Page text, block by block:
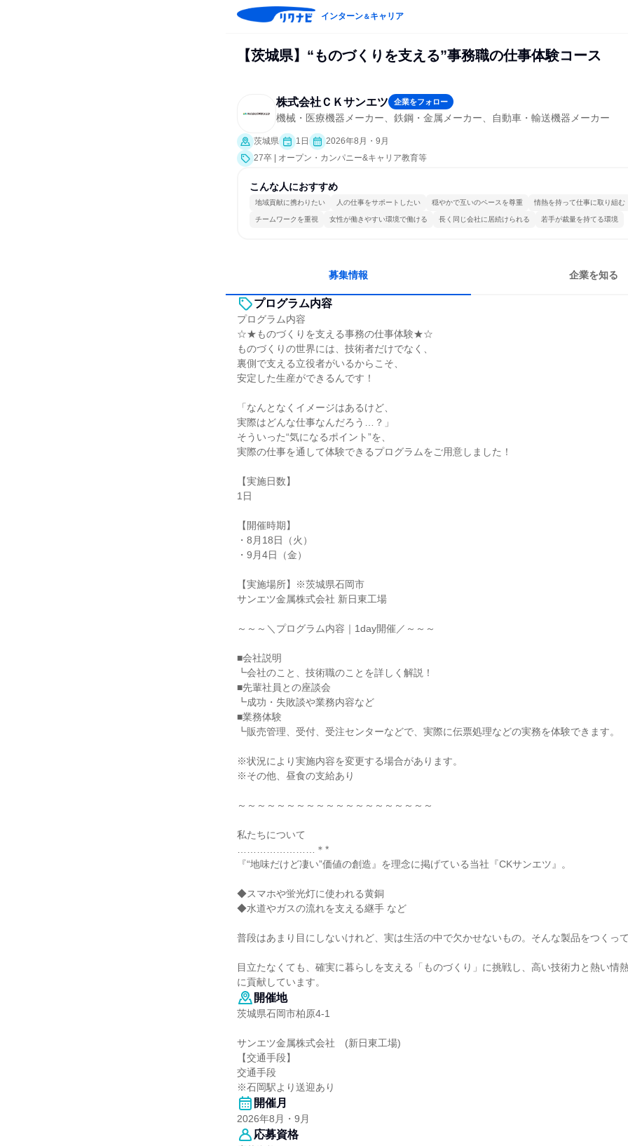
インターン＆キャリア
【茨城県】“ものづくりを支える”事務職の仕事体験コース
株式会社ＣＫサンエツ 企業をフォロー
機械・医療機器メーカー、鉄鋼・金属メーカー、自動車・輸送機器メーカー
茨城県 1日
2026年8月・9月
27卒 | オープン・カンパニー&キャリア教育等
こんな人におすすめ
地域貢献に携わりたい 人の仕事をサポートしたい 穏やかで互いのペースを尊重 情熱を持って仕事に取り組む
チームワークを重視 女性が働きやすい環境で働ける 長く同じ会社に居続けられる 若手が裁量を持てる環境
募集情報 企業を知る
プログラム内容
プログラム内容
☆★ものづくりを支える事務の仕事体験★☆
ものづくりの世界には、技術者だけでなく、
裏側で支える立役者がいるからこそ、
安定した生産ができるんです！
「なんとなくイメージはあるけど、
実際はどんな仕事なんだろう…？」
そういった“気になるポイント”を、
実際の仕事を通して体験できるプログラムをご用意しました！
【実施日数】
1日
【開催時期】
・8月18日（火）
・9月4日（金）
【実施場所】※茨城県石岡市
サンエツ金属株式会社 新日東工場
～～～＼プログラム内容｜1day開催／～～～
■会社説明
┗会社のこと、技術職のことを詳しく解説！
■先輩社員との座談会
┗成功・失敗談や業務内容など
■業務体験
┗販売管理、受付、受注センターなどで、実際に伝票処理などの実務を体験できます。
※状況により実施内容を変更する場合があります。
※その他、昼食の支給あり
～～～～～～～～～～～～～～～～～～～～
私たちについて
……………………＊*
『“地味だけど凄い”価値の創造』を理念に掲げている当社『CKサンエツ』。
◆スマホや蛍光灯に使われる黄銅
◆水道やガスの流れを支える継手 など
普段はあまり目にしないけれど、実は生活の中で欠かせないもの。そんな製品をつくっ
目立たなくても、確実に暮らしを支える「ものづくり」に挑戦し、高い技術力と熱い情
に貢献しています。
開催地
茨城県石岡市柏原4-1
サンエツ金属株式会社 (新日東工場)
【交通手段】
交通手段
※石岡駅より送迎あり
開催月
2026年8月・9月
応募資格